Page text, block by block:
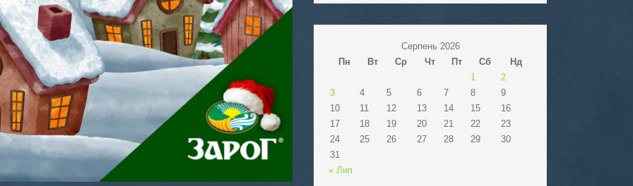
Серпень 2026
Пн
Вт Ср Чт Пт Сб
Нд
1
2
3
4 5 6 7 8
9
10
11 12 13 14 15
16
17
18 19 20 21 22
23
24
25 26 27 28 29
30
31
« Лип